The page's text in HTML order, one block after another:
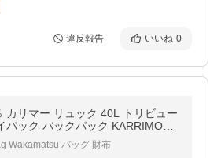
違反報告 いいね 0
カリマー リュック 40L トリビュー
パック バックパック KARRIMOR t
501233 メンズ レディース B4サイ
Wakamatsu バッグ 財布